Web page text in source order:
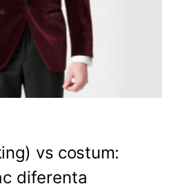
vs costum:
diferenta